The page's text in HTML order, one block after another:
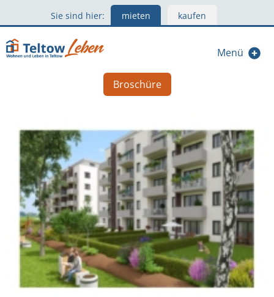
Sie sind hier: mieten kaufen
Menü
Broschüre